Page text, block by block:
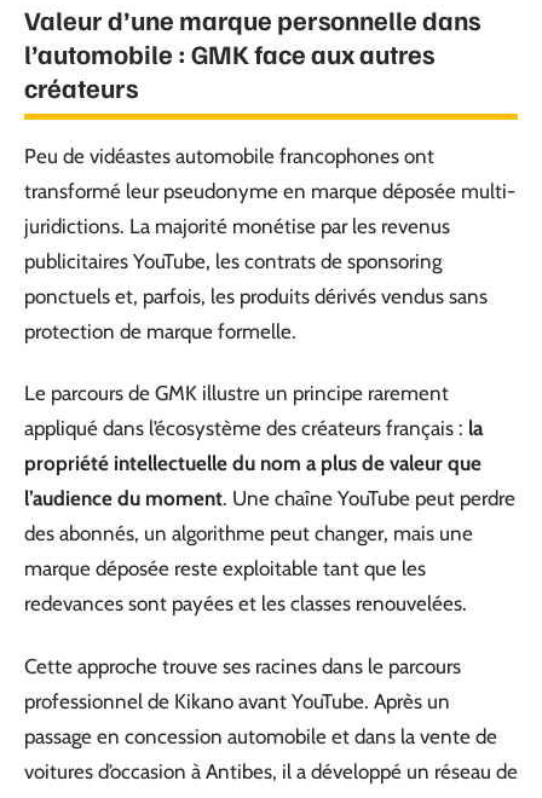
Valeur d’une marque personnelle dans
l’automobile : GMK face aux autres
créateurs
Peu de vidéastes automobile francophones ont
transformé leur pseudonyme en marque déposée multi-
juridictions. La majorité monétise par les revenus
publicitaires YouTube, les contrats de sponsoring
ponctuels et, parfois, les produits dérivés vendus sans
protection de marque formelle.
Le parcours de GMK illustre un principe rarement
appliqué dans l’écosystème des créateurs français : la
propriété intellectuelle du nom a plus de valeur que
l’audience du moment. Une chaîne YouTube peut perdre
des abonnés, un algorithme peut changer, mais une
marque déposée reste exploitable tant que les
redevances sont payées et les classes renouvelées.
Cette approche trouve ses racines dans le parcours
professionnel de Kikano avant YouTube. Après un
passage en concession automobile et dans la vente de
voitures d’occasion à Antibes, il a développé un réseau de